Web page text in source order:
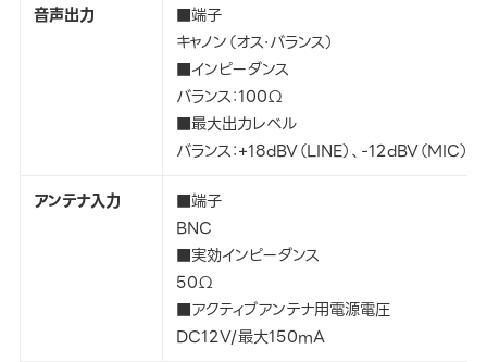
音声出力
■端子
キャノン（オス・バランス）
■インピーダンス
バランス：100Ω
■最大出力レベル
バランス：+18dBV（LINE）、-12dBV（MIC）
アンテナ入力
■端子
BNC
■実効インピーダンス
50Ω
■アクティブアンテナ用電源電圧
DC12V/最大150mA